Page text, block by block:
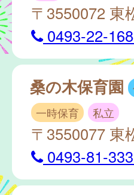
〒3550072 東
0493-22-
桑の木保育園
一時保育
私立
〒3550077 東
0493-81-